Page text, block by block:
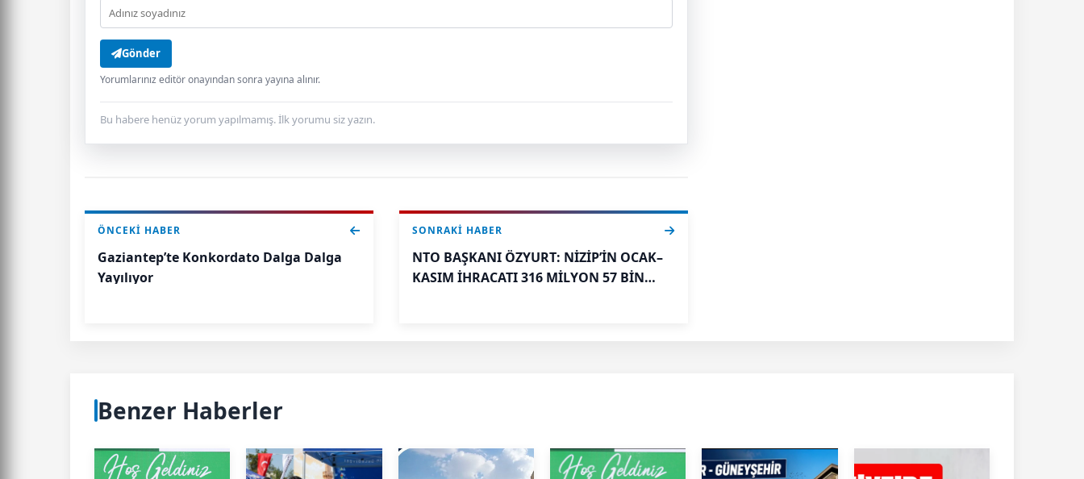
Gönder
Yorumlarınız editör onayından sonra yayına alınır.
Bu habere henüz yorum yapılmamış. İlk yorumu siz yazın.
ÖNCEKI HABER
Gaziantep’te Konkordato Dalga Dalga
Yayılıyor
SONRAKI HABER
NTO BAŞKANI ÖZYURT: NİZİP’İN OCAK–
KASIM İHRACATI 316 MİLYON 57 BİN
Benzer Haberler